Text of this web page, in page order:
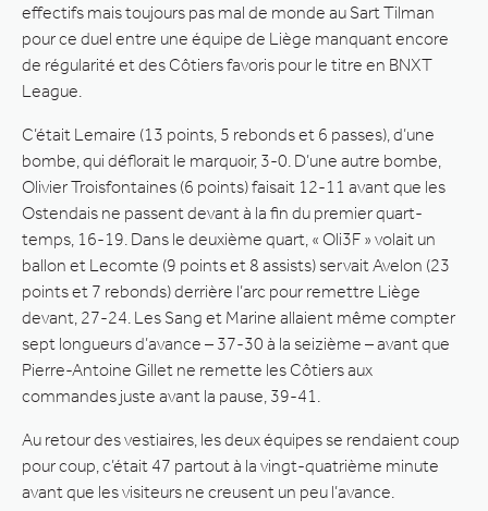
effectifs mais toujours pas mal de monde au Sart Tilman
pour ce duel entre une équipe de Liège manquant encore
de régularité et des Côtiers favoris pour le titre en BNXT
League.
C’était Lemaire (13 points, 5 rebonds et 6 passes), d’une
bombe, qui déflorait le marquoir, 3-0. D’une autre bombe,
Olivier Troisfontaines (6 points) faisait 12-11 avant que les
Ostendais ne passent devant à la fin du premier quart-
temps, 16-19. Dans le deuxième quart, « Oli3F » volait un
ballon et Lecomte (9 points et 8 assists) servait Avelon (23
points et 7 rebonds) derrière l’arc pour remettre Liège
devant, 27-24. Les Sang et Marine allaient même compter
sept longueurs d’avance – 37-30 à la seizième – avant que
Pierre-Antoine Gillet ne remette les Côtiers aux
commandes juste avant la pause, 39-41.
Au retour des vestiaires, les deux équipes se rendaient coup
pour coup, c’était 47 partout à la vingt-quatrième minute
avant que les visiteurs ne creusent un peu l’avance.